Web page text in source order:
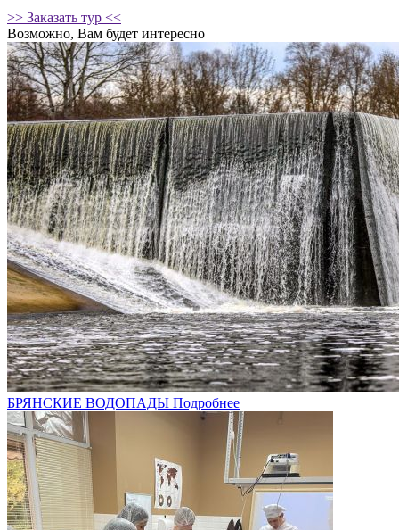
>> Заказать тур <<
Возможно, Вам будет интересно
БРЯНСКИЕ ВОДОПАДЫ Подробнее